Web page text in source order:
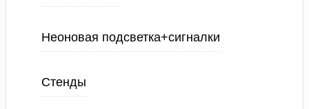
Неоновая подсветка+сигналки
Стенды